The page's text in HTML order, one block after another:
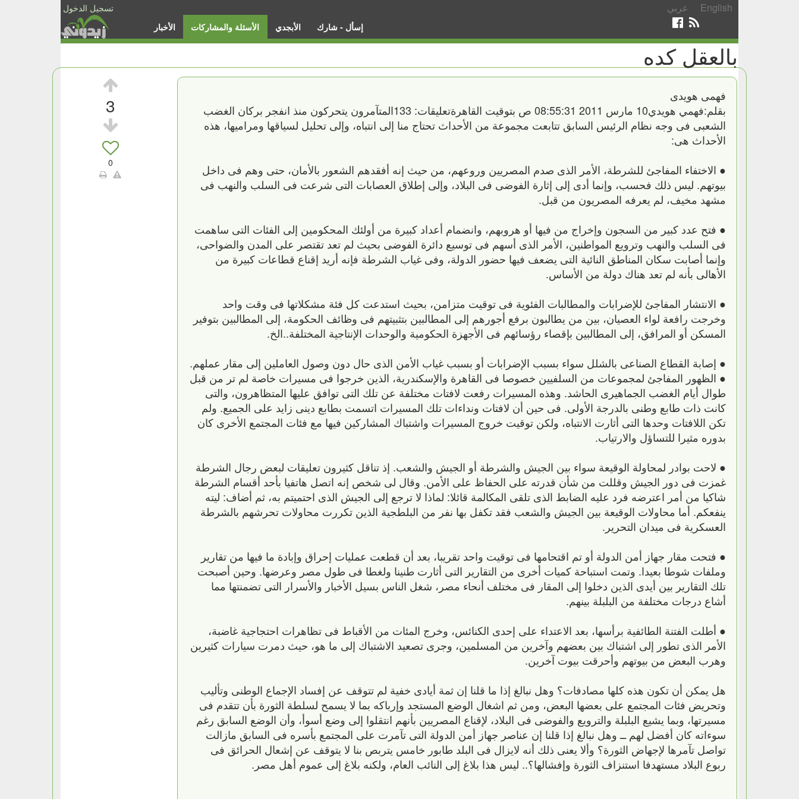
تسجيل الدخول عربي English
الأخبار الأسئلة والمشاركات الأبجدي إسأل - شارك
بالعقل كده
3
0
فهمى هويدى
بقلم:فهمي هويدي10 مارس 2011 08:55:31 ص بتوقيت القاهرةتعليقات: 133المتآمرون يتحركون منذ انفجر بركان الغضب
الشعبى فى وجه نظام الرئيس السابق تتابعت مجموعة من الأحداث تحتاج منا إلى انتباه، وإلى تحليل لسياقها ومراميها، هذه
الأحداث هى:
● الاختفاء المفاجئ للشرطة، الأمر الذى صدم المصريين وروعهم، من حيث إنه أفقدهم الشعور بالأمان، حتى وهم فى داخل
بيوتهم. ليس ذلك فحسب، وإنما أدى إلى إثارة الفوضى فى البلاد، وإلى إطلاق العصابات التى شرعت فى السلب والنهب فى
مشهد مخيف، لم يعرفه المصريون من قبل.
● فتح عدد كبير من السجون وإخراج من فيها أو هروبهم، وانضمام أعداد كبيرة من أولئك المحكومين إلى الفئات التى ساهمت
فى السلب والنهب وترويع المواطنين، الأمر الذى أسهم فى توسيع دائرة الفوضى بحيث لم تعد تقتصر على المدن والضواحى،
وإنما أصابت سكان المناطق النائية التى يضعف فيها حضور الدولة، وفى غياب الشرطة فإنه أريد إقناع قطاعات كبيرة من
الأهالى بأنه لم تعد هناك دولة من الأساس.
● الانتشار المفاجئ للإضرابات والمطالبات الفئوية فى توقيت متزامن، بحيث استدعت كل فئة مشكلاتها فى وقت واحد
وخرجت رافعة لواء العصيان، بين من يطالبون برفع أجورهم إلى المطالبين بتثبيتهم فى وظائف الحكومة، إلى المطالبين بتوفير
المسكن أو المرافق، إلى المطالبين بإقصاء رؤسائهم فى الأجهزة الحكومية والوحدات الإنتاجية المختلفة..الخ.
● إصابة القطاع الصناعى بالشلل سواء بسبب الإضرابات أو بسبب غياب الأمن الذى حال دون وصول العاملين إلى مقار عملهم.
● الظهور المفاجئ لمجموعات من السلفيين خصوصا فى القاهرة والإسكندرية، الذين خرجوا فى مسيرات خاصة لم تر من قبل
طوال أيام الغضب الجماهيرى الحاشد. وهذه المسيرات رفعت لافتات مختلفة عن تلك التى توافق عليها المتظاهرون، والتى
كانت ذات طابع وطنى بالدرجة الأولى. فى حين أن لافتات ونداءات تلك المسيرات اتسمت بطابع دينى زايد على الجميع. ولم
تكن اللافتات وحدها التى أثارت الانتباه، ولكن توقيت خروج المسيرات واشتباك المشاركين فيها مع فئات المجتمع الأخرى كان
بدوره مثيرا للتساؤل والارتياب.
● لاحت بوادر لمحاولة الوقيعة سواء بين الجيش والشرطة أو الجيش والشعب. إذ تناقل كثيرون تعليقات لبعض رجال الشرطة
غمزت فى دور الجيش وقللت من شأن قدرته على الحفاظ على الأمن. وقال لى شخص إنه اتصل هاتفيا بأحد أقسام الشرطة
شاكيا من أمر اعترضه فرد عليه الضابط الذى تلقى المكالمة قائلا: لماذا لا ترجع إلى الجيش الذى احتميتم به، ثم أضاف: ليته
ينفعكم. أما محاولات الوقيعة بين الجيش والشعب فقد تكفل بها نفر من البلطجية الذين تكررت محاولات تحرشهم بالشرطة
العسكرية فى ميدان التحرير.
● فتحت مقار جهاز أمن الدولة أو تم اقتحامها فى توقيت واحد تقريبا، بعد أن قطعت عمليات إحراق وإبادة ما فيها من تقارير
وملفات شوطا بعيدا. وتمت استباحة كميات أخرى من التقارير التى أثارت طنينا ولغطا فى طول مصر وعرضها. وحين أصبحت
تلك التقارير بين أيدى الذين دخلوا إلى المقار فى مختلف أنحاء مصر، شغل الناس بسيل الأخبار والأسرار التى تضمنتها مما
أشاع درجات مختلفة من البلبلة بينهم.
● أطلت الفتنة الطائفية برأسها، بعد الاعتداء على إحدى الكنائس، وخرج المئات من الأقباط فى تظاهرات احتجاجية غاضبة،
الأمر الذى تطور إلى اشتباك بين بعضهم وآخرين من المسلمين، وجرى تصعيد الاشتباك إلى ما هو، حيث دمرت سيارات كثيرين
وهرب البعض من بيوتهم وأحرقت بيوت آخرين.
هل يمكن أن تكون هذه كلها مصادفات؟ وهل نبالغ إذا ما قلنا إن ثمة أيادى خفية لم تتوقف عن إفساد الإجماع الوطنى وتأليب
وتحريض فئات المجتمع على بعضها البعض، ومن ثم اشغال الوضع المستجد وإرباكه بما لا يسمح لسلطة الثورة بأن تتقدم فى
مسيرتها، وبما يشيع البلبلة والترويع والفوضى فى البلاد، لإقناع المصريين بأنهم انتقلوا إلى وضع أسوأ، وأن الوضع السابق رغم
سوءاته كان أفضل لهم ــ وهل نبالغ إذا قلنا إن عناصر جهاز أمن الدولة التى تآمرت على المجتمع بأسره فى السابق مازالت
تواصل تآمرها لإجهاض الثورة؟ وألا يعنى ذلك أنه لايزال فى البلد طابور خامس يتربص بنا لا يتوقف عن إشعال الحرائق فى
ربوع البلاد مستهدفا استنزاف الثورة وإفشالها؟.. ليس هذا بلاغ إلى النائب العام، ولكنه بلاغ إلى عموم أهل مصر.